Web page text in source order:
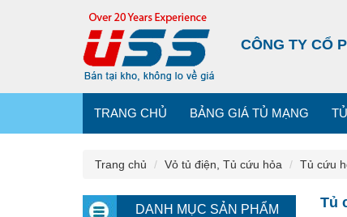
CÔNG TY CỔ
TRANG CHỦ BẢNG GIÁ TỦ MẠNG
Trang chủ Vỏ tủ điện, Tủ cứu hỏa Tủ cứu
DANH MỤC SẢN PHẨM Tủ